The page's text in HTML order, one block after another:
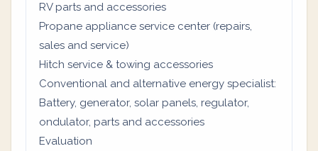
RV parts and accessories
Propane appliance service center (repairs,
sales and service)
Hitch service & towing accessories
Conventional and alternative energy specialist:
Battery, generator, solar panels, regulator,
ondulator, parts and accessories
Evaluation